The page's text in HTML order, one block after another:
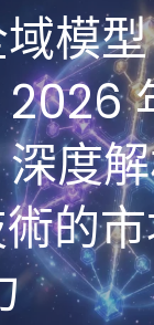
模
2026
度
的